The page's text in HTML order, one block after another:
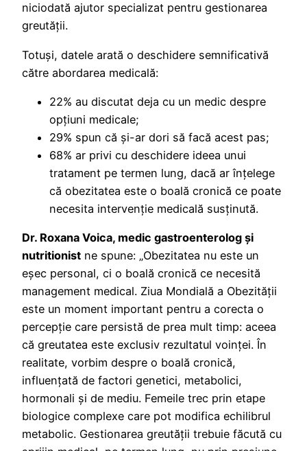
niciodată ajutor specializat pentru gestionarea
greutății.
Totuși, datele arată o deschidere semnificativă
către abordarea medicală:
22% au discutat deja cu un medic despre
opțiuni medicale;
29% spun că și-ar dori să facă acest pas;
68% ar privi cu deschidere ideea unui
tratament pe termen lung, dacă ar înțelege
că obezitatea este o boală cronică ce poate
necesita intervenție medicală susținută.
Dr. Roxana Voica, medic gastroenterolog și
nutritionist ne spune: „Obezitatea nu este un
eșec personal, ci o boală cronică ce necesită
management medical. Ziua Mondială a Obezității
este un moment important pentru a corecta o
percepție care persistă de prea mult timp: aceea
că greutatea este exclusiv rezultatul voinței. În
realitate, vorbim despre o boală cronică,
influențată de factori genetici, metabolici,
hormonali și de mediu. Femeile trec prin etape
biologice complexe care pot modifica echilibrul
metabolic. Gestionarea greutății trebuie făcută cu